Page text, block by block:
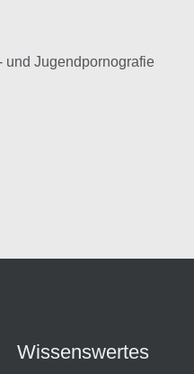
und Jugendpornografie
Wissenswertes